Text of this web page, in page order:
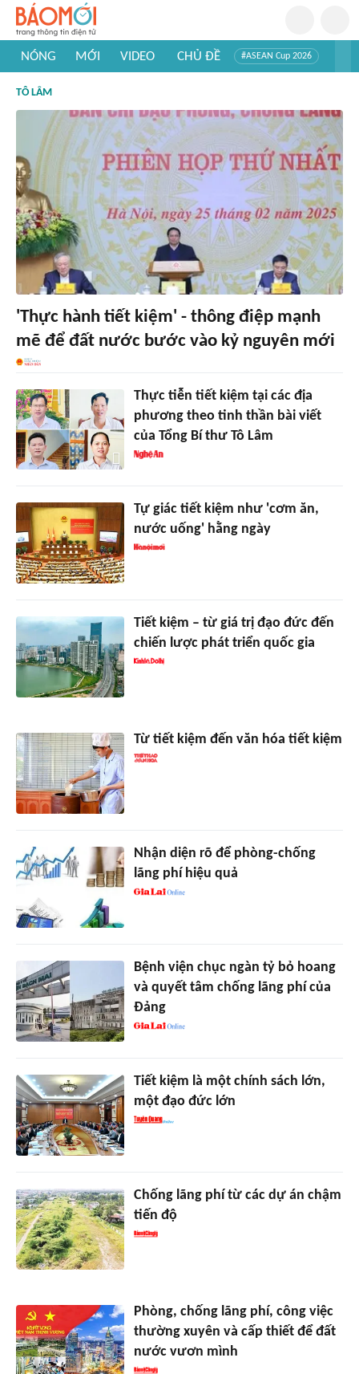
NÓNG MỚI VIDEO CHỦ ĐỀ #ASEAN Cup 2026
#Khám phá thế giới
TÔ LÂM
'Thực hành tiết kiệm' - thông điệp mạnh
mẽ để đất nước bước vào kỷ nguyên mới
Thực tiễn tiết kiệm tại các địa
phương theo tinh thần bài viết
của Tổng Bí thư Tô Lâm
Tự giác tiết kiệm như 'cơm ăn,
nước uống' hằng ngày
Tiết kiệm – từ giá trị đạo đức đến
chiến lược phát triển quốc gia
Từ tiết kiệm đến văn hóa tiết kiệm
Nhận diện rõ để phòng-chống
lãng phí hiệu quả
Bệnh viện chục ngàn tỷ bỏ hoang
và quyết tâm chống lãng phí của
Đảng
Tiết kiệm là một chính sách lớn,
một đạo đức lớn
Chống lãng phí từ các dự án chậm
tiến độ
Phòng, chống lãng phí, công việc
thường xuyên và cấp thiết để đất
nước vươn mình